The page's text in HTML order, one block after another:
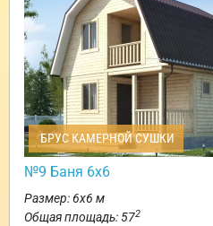
БРУС КАМЕРНОЙ СУШКИ
№9 Баня 6х6
Размер: 6х6 м
Общая площадь: 572